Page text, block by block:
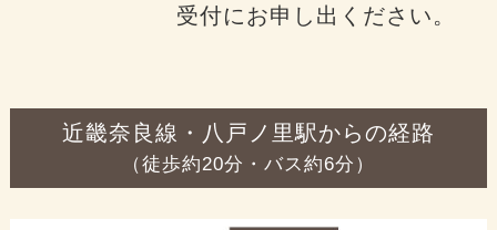
受付にお申し出ください。
近畿奈良線・八戸ノ里駅からの経路
（徒歩約20分・バス約6分）